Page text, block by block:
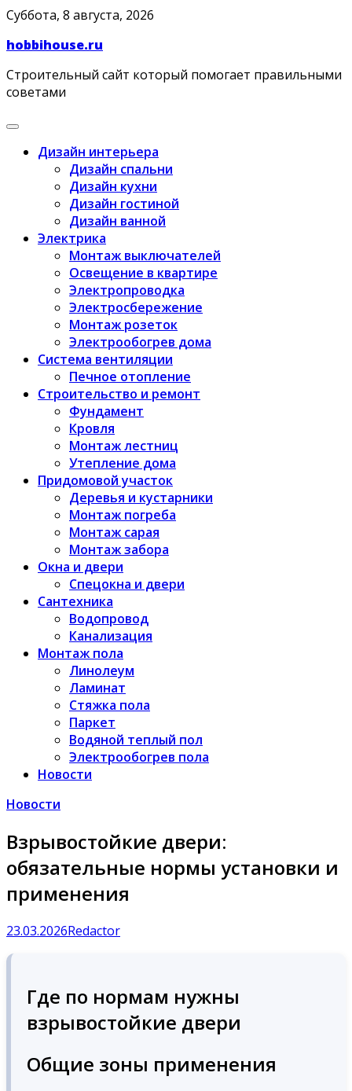
Skip
content
Суббота, 8 августа, 2026
hobbihouse.ru
Строительный сайт который помогает правильными
советами
Дизайн интерьера
Дизайн спальни
Дизайн кухни
Дизайн гостиной
Дизайн ванной
Электрика
Монтаж выключателей
Освещение в квартире
Электропроводка
Электросбережение
Монтаж розеток
Электрообогрев дома
Система вентиляции
Печное отопление
Строительство и ремонт
Фундамент
Кровля
Монтаж лестниц
Утепление дома
Придомовой участок
Деревья и кустарники
Монтаж погреба
Монтаж сарая
Монтаж забора
Окна и двери
Спецокна и двери
Сантехника
Водопровод
Канализация
Монтаж пола
Линолеум
Ламинат
Стяжка пола
Паркет
Водяной теплый пол
Электрообогрев пола
Новости
Новости
Взрывостойкие двери:
обязательные нормы установки и
применения
23.03.2026Redactor
Где по нормам нужны
взрывостойкие двери
Общие зоны применения